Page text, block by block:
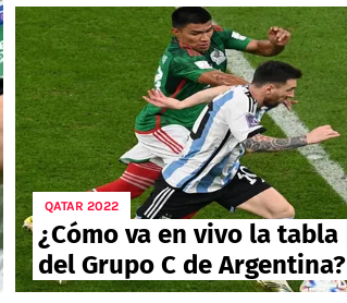
QATAR 2022
¿Cómo va en vivo la tabla
del Grupo C de Argentina?